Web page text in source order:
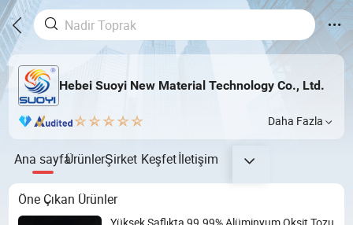
Hebei Suoyi New Material Technology Co., Ltd.
Daha Fazla
Ana sayfaÜrünlerŞirket Keşfetİletişim
Öne Çıkan Ürünler